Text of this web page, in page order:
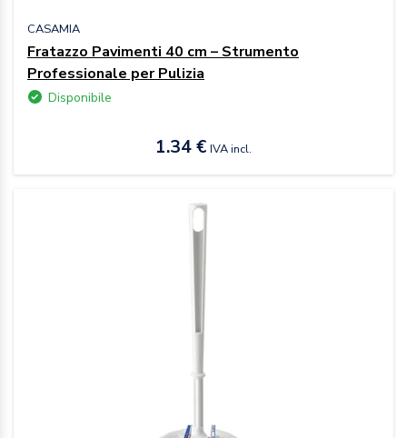
CASAMIA
Fratazzo Pavimenti 40 cm – Strumento
Professionale per Pulizia
Disponibile
1.34 € IVA incl.